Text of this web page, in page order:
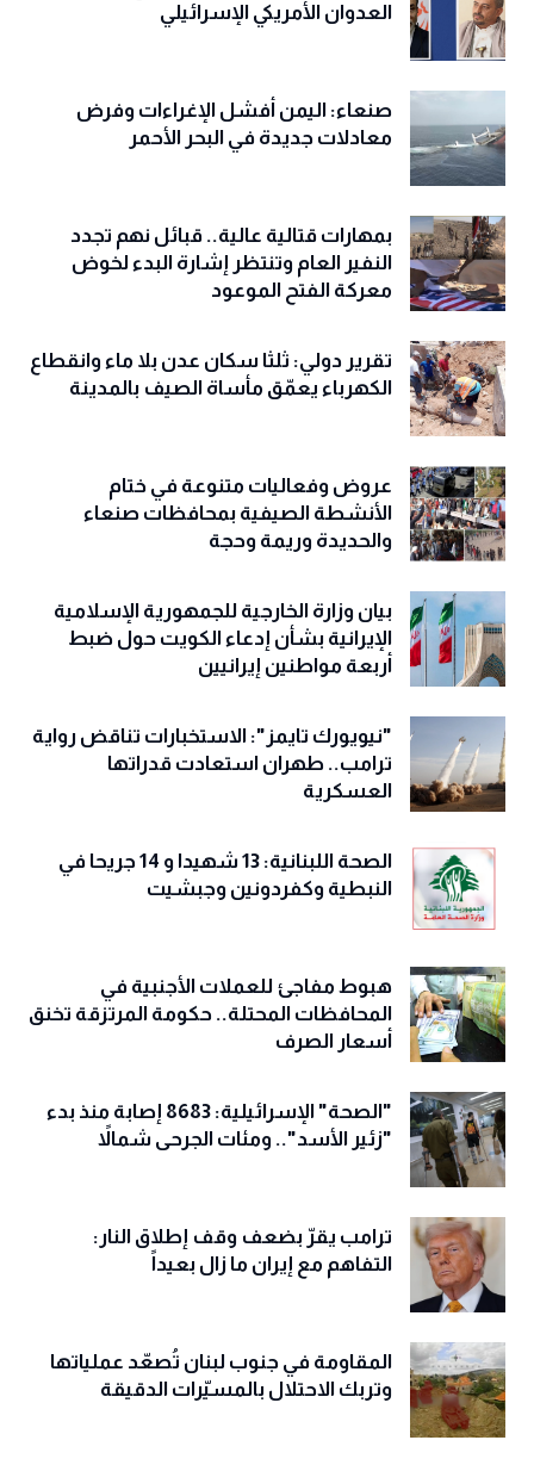
العدوان الأمريكي الإسرائيلي
صنعاء: اليمن أفشل الإغراءات وفرض
معادلات جديدة في البحر الأحمر
بمهارات قتالية عالية.. قبائل نهم تجدد
النفير العام وتنتظر إشارة البدء لخوض
معركة الفتح الموعود
تقرير دولي: ثلثا سكان عدن بلا ماء وانقطاع
الكهرباء يعمّق مأساة الصيف بالمدينة
عروض وفعاليات متنوعة في ختام
الأنشطة الصيفية بمحافظات صنعاء
والحديدة وريمة وحجة
‏بيان وزارة الخارجية للجمهورية الإسلامية
الإيرانية بشأن إدعاء الكويت حول ضبط
أربعة مواطنين إيرانيين
"نيويورك تايمز": الاستخبارات تناقض رواية
ترامب.. طهران استعادت قدراتها
العسكرية
الصحة اللبنانية: 13 شهيدا و 14 جريحا في
النبطية وكفردونين وجبشيت
هبوط مفاجئ للعملات الأجنبية في
المحافظات المحتلة.. حكومة المرتزقة تخنق
أسعار الصرف
"الصحة" الإسرائيلية: 8683 إصابة منذ بدء
"زئير الأسد".. ومئات الجرحى شمالاً
ترامب يقرّ بضعف وقف إطلاق النار:
التفاهم مع إيران ما زال بعيداً
المقاومة في جنوب لبنان تُصعّد عملياتها
وتربك الاحتلال بالمسيّرات الدقيقة